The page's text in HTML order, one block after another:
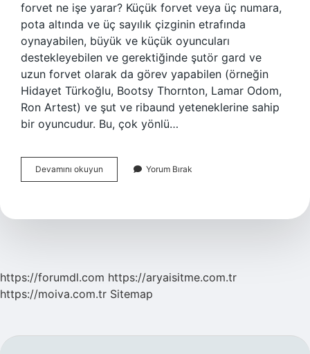
forvet ne işe yarar? Küçük forvet veya üç numara,
pota altında ve üç sayılık çizginin etrafında
oynayabilen, büyük ve küçük oyuncuları
destekleyebilen ve gerektiğinde şutör gard ve
uzun forvet olarak da görev yapabilen (örneğin
Hidayet Türkoğlu, Bootsy Thornton, Lamar Odom,
Ron Artest) ve şut ve ribaund yeteneklerine sahip
bir oyuncudur. Bu, çok yönlü…
Devamını okuyun Basketbolda
En
Ne
Yorum Bırak
https://forumdl.com https://aryaisitme.com.tr
https://moiva.com.tr Sitemap